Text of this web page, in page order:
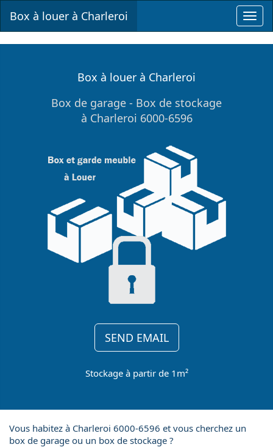
Box à louer à Charleroi
Box à louer à Charleroi
Box de garage - Box de stockage
à Charleroi 6000-6596
SEND EMAIL
Stockage à partir de 1m²
Vous habitez à Charleroi 6000-6596 et vous cherchez un
box de garage ou un box de stockage ?